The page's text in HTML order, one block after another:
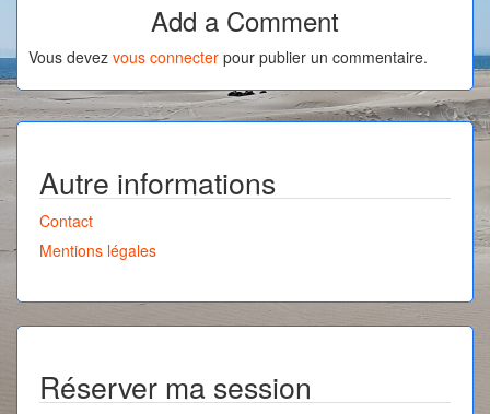
Add a Comment
Vous devez vous connecter pour publier un commentaire.
Autre informations
Contact
Mentions légales
Réserver ma session